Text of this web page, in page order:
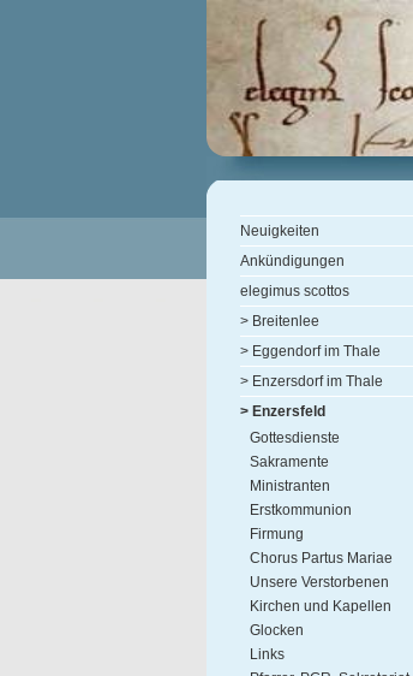
Neuigkeiten
Ankündigungen
elegimus scottos
> Breitenlee
> Eggendorf im Thale
> Enzersdorf im Thale
> Enzersfeld
Gottesdienste
Sakramente
Ministranten
Erstkommunion
Firmung
Chorus Partus Mariae
Unsere Verstorbenen
Kirchen und Kapellen
Glocken
Links